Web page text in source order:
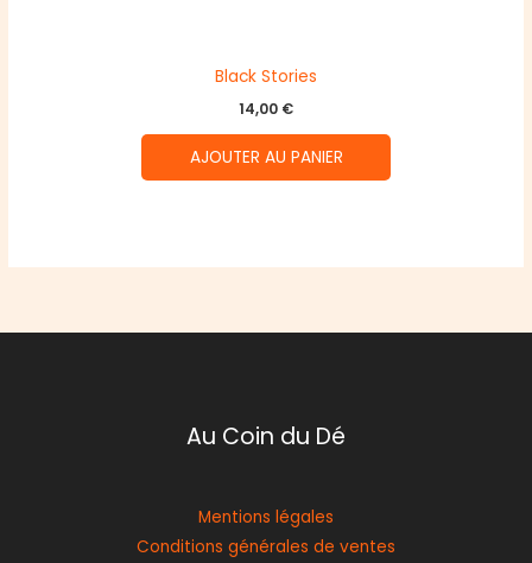
Black Stories
14,00 €
AJOUTER AU PANIER
Au Coin du Dé
Mentions légales
Conditions générales de ventes